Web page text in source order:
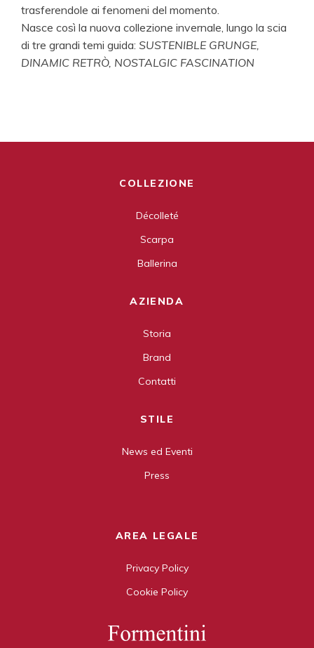
trasferendole ai fenomeni del momento.
Nasce così la nuova collezione invernale, lungo la scia
di tre grandi temi guida: SUSTENIBLE GRUNGE,
DINAMIC RETRÒ, NOSTALGIC FASCINATION
COLLEZIONE
Décolleté
Scarpa
Ballerina
AZIENDA
Storia
Brand
Contatti
STILE
News ed Eventi
Press
AREA LEGALE
Privacy Policy
Cookie Policy